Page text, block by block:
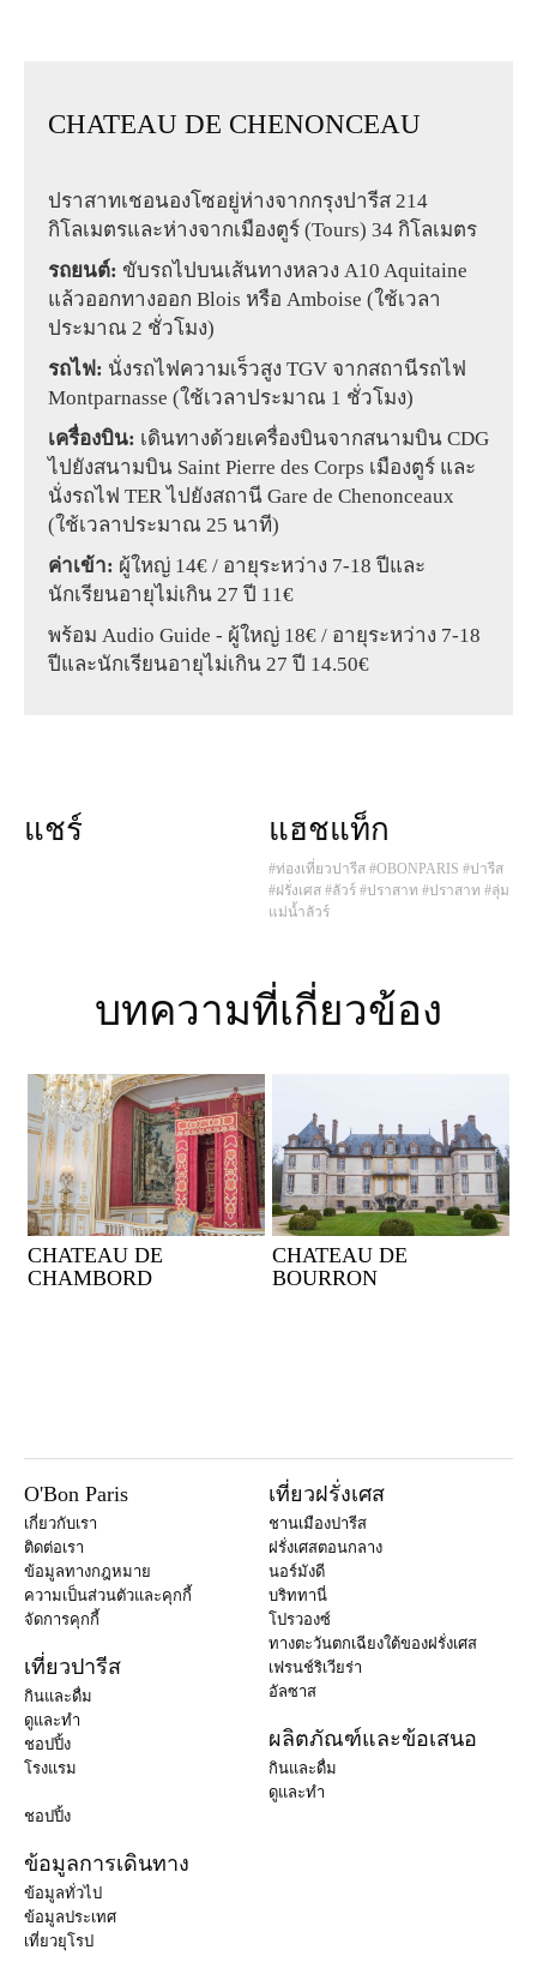
CHATEAU DE CHENONCEAU
ปราสาทเชอนองโซอยู่ห่างจากกรุงปารีส 214
กิโลเมตรและห่างจากเมืองตูร์ (Tours) 34 กิโลเมตร
รถยนต์: ขับรถไปบนเส้นทางหลวง A10 Aquitaine
แล้วออกทางออก Blois หรือ Amboise (ใช้เวลา
ประมาณ 2 ชั่วโมง)
รถไฟ: นั่งรถไฟความเร็วสูง TGV จากสถานีรถไฟ
Montparnasse (ใช้เวลาประมาณ 1 ชั่วโมง)
เครื่องบิน: เดินทางด้วยเครื่องบินจากสนามบิน CDG
ไปยังสนามบิน Saint Pierre des Corps เมืองตูร์ และ
นั่งรถไฟ TER ไปยังสถานี Gare de Chenonceaux
(ใช้เวลาประมาณ 25 นาที)
ค่าเข้า: ผู้ใหญ่ 14€ / อายุระหว่าง 7-18 ปีและ
นักเรียนอายุไม่เกิน 27 ปี 11€
พร้อม Audio Guide - ผู้ใหญ่ 18€ / อายุระหว่าง 7-18
ปีและนักเรียนอายุไม่เกิน 27 ปี 14.50€
แชร์ แฮชแท็ก
#ท่องเที่ยวปารีส #OBONPARIS #ปารีส
#ฝรั่งเศส #ลัวร์ #ปราสาท #ปราสาท #ลุ่ม
แม่น้ำลัวร์
บทความที่เกี่ยวข้อง
CHATEAU DE
CHAMBORD
CHATEAU DE
BOURRON
O'Bon Paris
เกี่ยวกับเรา
ติดต่อเรา
ข้อมูลทางกฎหมาย
ความเป็นส่วนตัวและคุกกี้
จัดการคุกกี้
เที่ยวปารีส
กินและดื่ม
ดูและทำ
ชอปปิ้ง
โรงแรม
เที่ยวฝรั่งเศส
ชานเมืองปารีส
ฝรั่งเศสตอนกลาง
นอร์มังดี
บริททานี่
โปรวองซ์
ทางตะวันตกเฉียงใต้ของฝรั่งเศส
เฟรนช์ริเวียร่า
อัลซาส
ผลิตภัณฑ์และข้อเสนอ
กินและดื่ม
ดูและทำ
ชอปปิ้ง
ข้อมูลการเดินทาง
ข้อมูลทั่วไป
ข้อมูลประเทศ
เที่ยวยุโรป